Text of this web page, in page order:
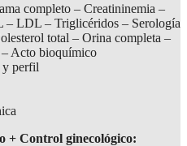
completo – Creatininemia –
– LDL – Triglicéridos – Serología
total – Orina completa –
Acto bioquímico
y perfil
+ Control ginecológico: